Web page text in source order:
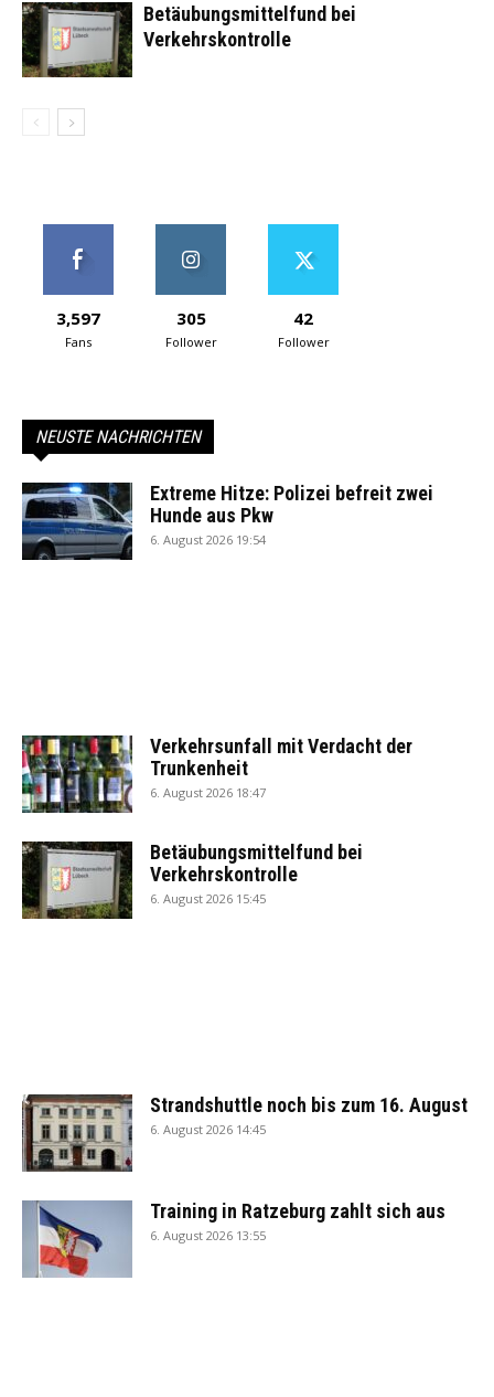
Betäubungsmittelfund bei
Verkehrskontrolle
3,597
Fans
305
Follower
42
Follower
NEUSTE NACHRICHTEN
Extreme Hitze: Polizei befreit zwei
Hunde aus Pkw
6. August 2026 19:54
Verkehrsunfall mit Verdacht der
Trunkenheit
6. August 2026 18:47
Betäubungsmittelfund bei
Verkehrskontrolle
6. August 2026 15:45
Strandshuttle noch bis zum 16. August
6. August 2026 14:45
Training in Ratzeburg zahlt sich aus
6. August 2026 13:55